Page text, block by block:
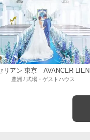
リアン 東京 AVANCER
豊洲 / 式場・ゲストハウス